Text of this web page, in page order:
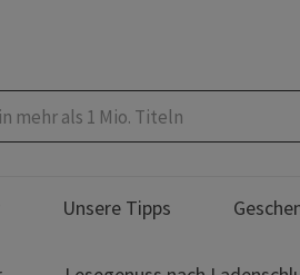
Unsere Tipps